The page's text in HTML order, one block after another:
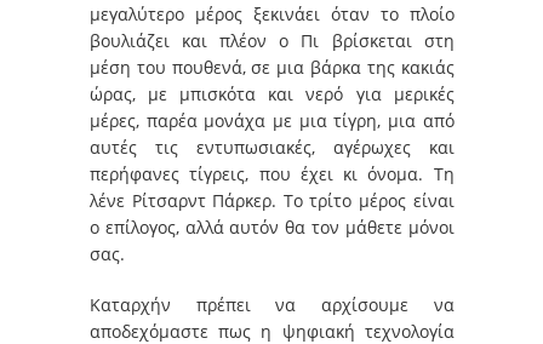
μεγαλύτερο μέρος ξεκινάει όταν το πλοίο
βουλιάζει και πλέον ο Πι βρίσκεται στη
μέση του πουθενά, σε μια βάρκα της κακιάς
ώρας, με μπισκότα και νερό για μερικές
μέρες, παρέα μονάχα με μια τίγρη, μια από
αυτές τις εντυπωσιακές, αγέρωχες και
περήφανες τίγρεις, που έχει κι όνομα. Τη
λένε Ρίτσαρντ Πάρκερ. Το τρίτο μέρος είναι
ο επίλογος, αλλά αυτόν θα τον μάθετε μόνοι
σας.
Καταρχήν πρέπει να αρχίσουμε να
αποδεχόμαστε πως η ψηφιακή τεχνολογία